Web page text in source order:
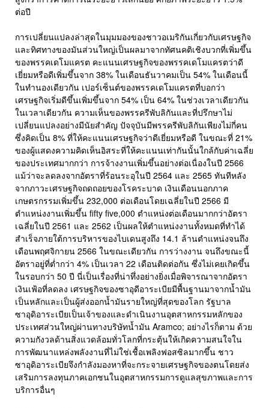
ต่อปี
การเปลี่ยนแปลงล่าสุดในมุมมองของชาวอเมริกันเกี่ยวกับเศรษฐกิจ
และทิศทางของมันส่วนใหญ่เป็นผลมาจากทัศนคติเชิงบวกที่เพิ่มขึ้น
ของพรรคเดโมแครต คะแนนเศรษฐกิจของพรรคเดโมแครตว่าดี
เยี่ยมหรือดีเพิ่มขึ้นจาก 38% ในเดือนธันวาคมเป็น 54% ในเดือนนี้
ในทำนองเดียวกัน เปอร์เซ็นต์ของพรรคเดโมแครตที่บอกว่า
เศรษฐกิจเริ่มดีขึ้นเพิ่มขึ้นจาก 54% เป็น 64% ในช่วงเวลาเดียวกัน
ในเวลาเดียวกัน ความเห็นของพรรครีพับลิกันและที่ปรึกษาไม่
เปลี่ยนแปลงอย่างมีนัยสำคัญ ปัจจุบันมีพรรครีพับลิกันเพียงไม่กี่คน
ซึ่งคิดเป็น 8% ที่ให้คะแนนเศรษฐกิจว่าดีเยี่ยมหรือดี ในขณะที่ 21%
ของผู้แสดงความคิดเห็นอิสระที่ให้คะแนนเท่ากันนั้นใกล้กับค่าเฉลี่ย
ของประเทศมากกว่า การจ้างงานเพิ่มขึ้นอย่างต่อเนื่องในปี 2566
แม้ว่าจะลดลงจากอัตราที่ร้อนระอุในปี 2564 และ 2565 ทันทีหลัง
จากภาวะเศรษฐกิจถดถอยของโรคระบาด เงินเดือนนอกภาค
เกษตรกรรมเพิ่มขึ้น 232,000 ต่อเดือนโดยเฉลี่ยในปี 2566 มี
ตำแหน่งงานเพิ่มขึ้น fifty five,000 ตำแหน่งต่อเดือนมากกว่าอัตรา
เฉลี่ยในปี 2561 และ 2562 เป็นผลให้ตำแหน่งงานทั้งหมดที่ทำได้
สำเร็จภายใต้การบริหารของไบเดนสูงถึง 14.1 ล้านตำแหน่งจนถึง
เดือนพฤศจิกายน 2566 ในขณะเดียวกัน การว่างงาน จนถึงขณะนี้
อัตราอยู่ที่ต่ำกว่า 4% เป็นเวลา 22 เดือนติดต่อกัน ซึ่งไม่เคยเกิดขึ้น
ในรอบกว่า 50 ปี นี่เป็นเรื่องที่น่าทึ่งอย่างยิ่งเมื่อพิจารณาจากอัตรา
เงินเฟ้อที่ลดลง เศรษฐกิจของซาอุดีอาระเบียมีพื้นฐานมาจากน้ำมัน
เป็นหลักและเป็นผู้ส่งออกน้ำมันรายใหญ่ที่สุดของโลก รัฐบาล
ซาอุดิอาระเบียเป็นเจ้าของและดำเนินงานอุตสาหกรรมหลักของ
ประเทศส่วนใหญ่ผ่านทางบริษัทน้ำมัน Aramco; อย่างไรก็ตาม ด้วย
ความกังวลด้านสิ่งแวดล้อมทั่วโลกที่กระตุ้นให้เกิดความสนใจใน
การพัฒนาแหล่งพลังงานที่ไม่ใช่เชื้อเพลิงฟอสซิลมากขึ้น ชาว
ซาอุดิอาระเบียจึงกำลังมองหาที่จะกระจายเศรษฐกิจของตนโดยส่ง
เสริมการลงทุนภาคเอกชนในอุตสาหกรรมการดูแลสุขภาพและการ
บริการอื่นๆ